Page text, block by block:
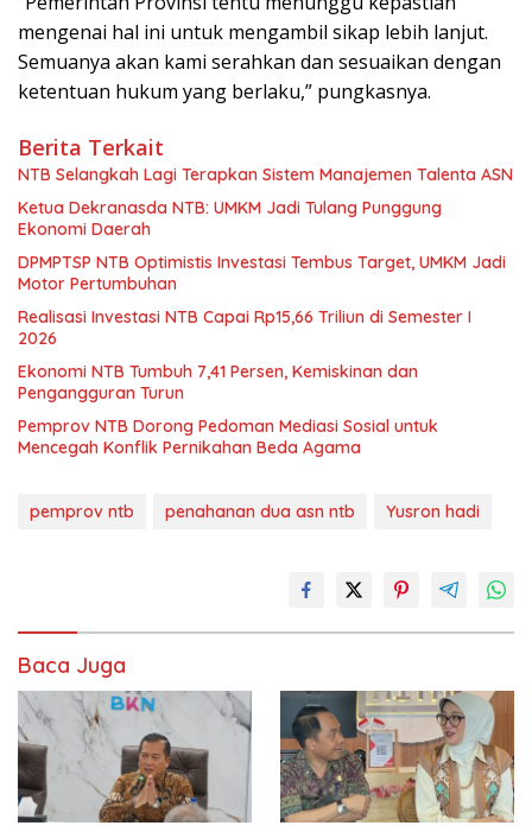
mengenai hal ini untuk mengambil sikap lebih lanjut.
Semuanya akan kami serahkan dan sesuaikan dengan
ketentuan hukum yang berlaku,” pungkasnya.
Berita Terkait
NTB Selangkah Lagi Terapkan Sistem Manajemen Talenta ASN
Ketua Dekranasda NTB: UMKM Jadi Tulang Punggung
Ekonomi Daerah
DPMPTSP NTB Optimistis Investasi Tembus Target, UMKM Jadi
Motor Pertumbuhan
Realisasi Investasi NTB Capai Rp15,66 Triliun di Semester I
2026
Ekonomi NTB Tumbuh 7,41 Persen, Kemiskinan dan
Pengangguran Turun
Pemprov NTB Dorong Pedoman Mediasi Sosial untuk
Mencegah Konflik Pernikahan Beda Agama
pemprov ntb penahanan dua asn ntb Yusron hadi
Baca Juga